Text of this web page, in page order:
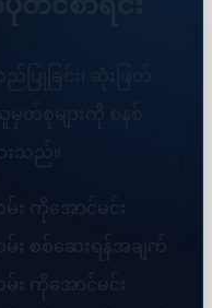
ြုခြင်း၊ ဆုံးဖြတ်
တ်စုများကို စနစ်
သည်။
း ကိုအောင်မင်း
း စစ်ဆေးရန်အချက်
း ကိုအောင်မင်း